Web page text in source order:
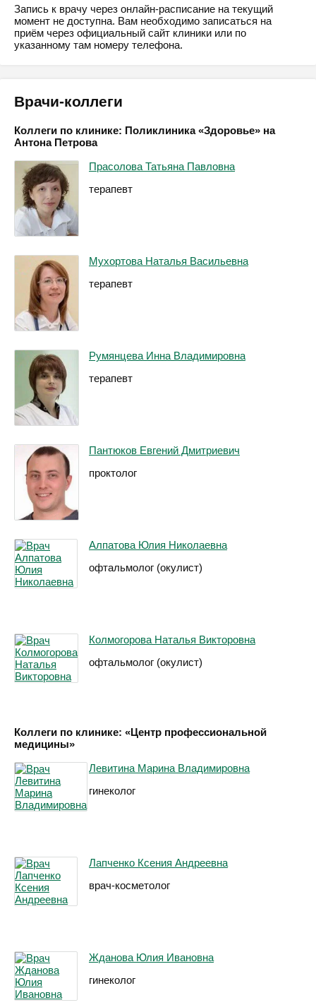
Запись к врачу через онлайн-расписание на текущий
момент не доступна. Вам необходимо записаться на
приём через официальный сайт клиники или по
указанному там номеру телефона.
Врачи-коллеги
Коллеги по клинике: Поликлиника «Здоровье» на
Антона Петрова
Прасолова Татьяна Павловна
терапевт
Мухортова Наталья Васильевна
терапевт
Румянцева Инна Владимировна
терапевт
Пантюков Евгений Дмитриевич
проктолог
Алпатова Юлия Николаевна
офтальмолог (окулист)
Колмогорова Наталья Викторовна
офтальмолог (окулист)
Коллеги по клинике: «Центр профессиональной
медицины»
Левитина Марина Владимировна
гинеколог
Лапченко Ксения Андреевна
врач-косметолог
Жданова Юлия Ивановна
гинеколог